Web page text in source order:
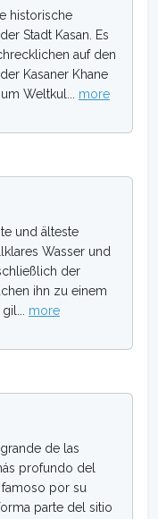
historische
Stadt Kasan. Es
auf den
Kasaner Khane
Weltkul... more
und älteste
Wasser und
der
ihn zu einem
more
de las
profundo del
por su
parte del sitio